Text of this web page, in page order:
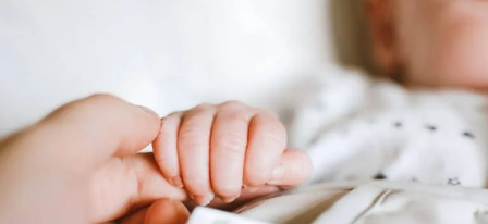
Bambus er godt for miljøet og